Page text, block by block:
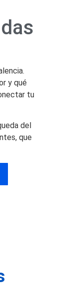
y qué
tu
del
que